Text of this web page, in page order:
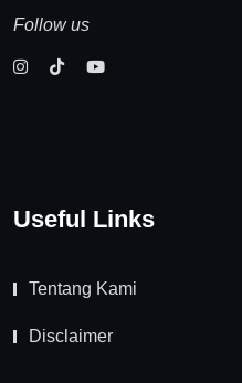
Follow us
Useful Links
Tentang Kami
Disclaimer